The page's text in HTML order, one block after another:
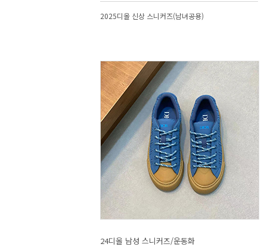
2025디올 신상 스니커즈(남녀공용)
24디올 남성 스니커즈/운동화